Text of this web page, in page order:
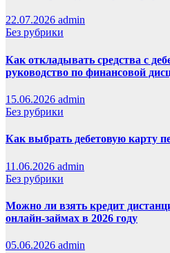
22.07.2026 admin
Без рубрики
Как откладывать средства с
руководство по финансовой
15.06.2026 admin
Без рубрики
Как выбрать дебетовую карту
11.06.2026 admin
Без рубрики
Можно ли взять кредит
онлайн-займах в 2026 году
05.06.2026 admin